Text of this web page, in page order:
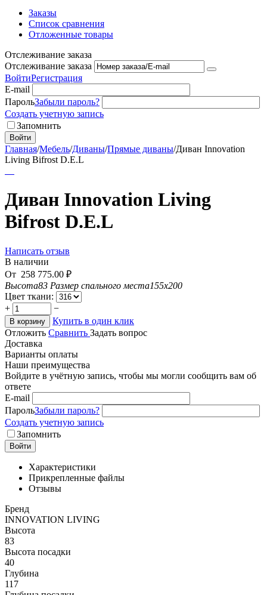
Заказы
Список сравнения
Отложенные товары
Отслеживание заказа
Отслеживание заказа
ВойтиРегистрация
E-mail
ПарольЗабыли пароль?
Создать учетную запись
Запомнить
Войти
Главная/Мебель/Диваны/Прямые диваны/Диван Innovation
Living Bifrost D.E.L
Диван Innovation Living
Bifrost D.E.L
Написать отзыв
В наличии
От 258 775.00 ₽
Высота83 Размер спального места155x200
Цвет ткани:
+
−
В корзину
Купить в один клик
Отложить Сравнить Задать вопрос
Доставка
Варианты оплаты
Наши преимущества
Войдите в учётную запись, чтобы мы могли сообщить вам об
ответе
E-mail
ПарольЗабыли пароль?
Создать учетную запись
Запомнить
Войти
Характеристики
Прикрепленные файлы
Отзывы
Бренд
INNOVATION LIVING
Высота
83
Высота посадки
40
Глубина
117